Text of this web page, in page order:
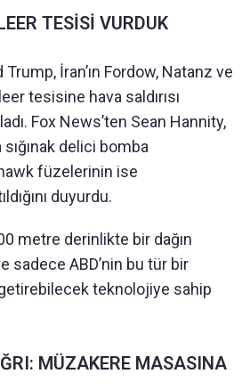
TESİSİ VURDUK
Trump, İran’ın Fordow, Natanz ve
tesisine hava saldırısı
Fox News’ten Sean Hannity,
sığınak delici bomba
füzelerinin ise
duyurdu.
metre derinlikte bir dağın
sadece ABD’nin bu tür bir
teknolojiye sahip
MÜZAKERE MASASINA